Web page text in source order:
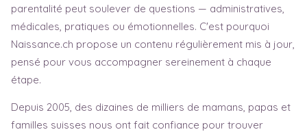
parentalité peut soulever de questions — administratives,
médicales, pratiques ou émotionnelles. C'est pourquoi
Naissance.ch propose un contenu régulièrement mis à jour,
pensé pour vous accompagner sereinement à chaque
étape.
Depuis 2005, des dizaines de milliers de mamans, papas et
familles suisses nous ont fait confiance pour trouver